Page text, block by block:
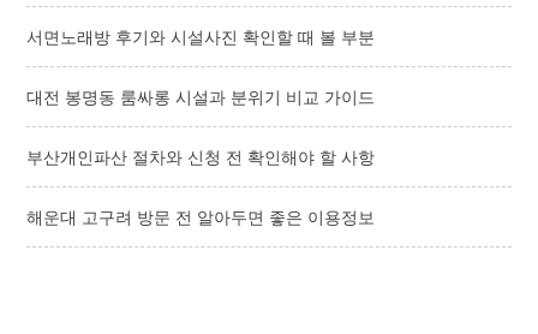
편
안
링
경
서면노래방 후기와 시설사진 확인할 때 볼 부분
대전 봉명동 룸싸롱 시설과 분위기 비교 가이드
부산개인파산 절차와 신청 전 확인해야 할 사항
해운대 고구려 방문 전 알아두면 좋은 이용정보